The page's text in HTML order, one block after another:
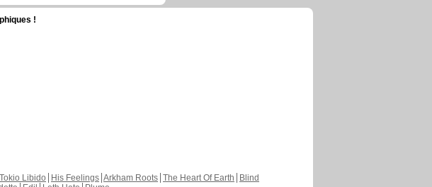
!
Tokio Libido His Feelings Arkham Roots The Heart Of Earth
Blind